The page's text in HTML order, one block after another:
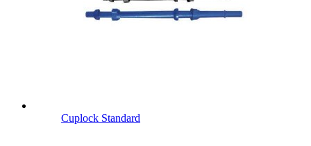
Cuplock Standard